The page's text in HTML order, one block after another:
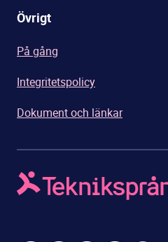
Övrigt
På gång
Integritetspolicy
Dokument och länkar